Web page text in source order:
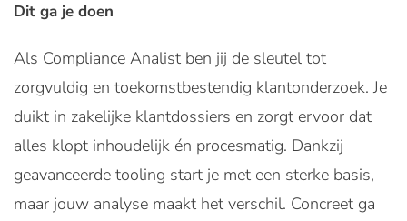
Dit ga je doen
Als Compliance Analist ben jij de sleutel tot
zorgvuldig en toekomstbestendig klantonderzoek. Je
duikt in zakelijke klantdossiers en zorgt ervoor dat
alles klopt inhoudelijk én procesmatig. Dankzij
geavanceerde tooling start je met een sterke basis,
maar jouw analyse maakt het verschil. Concreet ga